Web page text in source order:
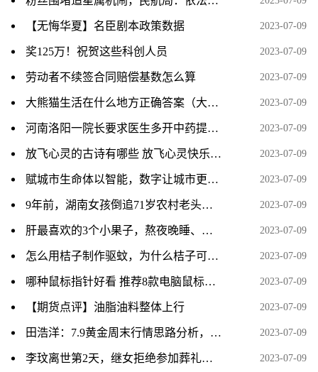
【无悔华夏】名臣剧本政策数据 2023-07-09
奖125万！祝贺这些科创人员 2023-07-09
劳动者不续签合同赔偿基数怎么算 2023-07-09
大熊猫生活在什么地方正确答案（大熊猫生活在什么地方） 2023-07-09
河南洛阳一院长要求医生多开中药提升收入 已被停职调查 2023-07-09
放飞心灵的古诗有哪些 放飞心灵快乐成长有关的诗句 2023-07-09
赋城市生命体以智能，数字让城市更美好 2023-07-09
9年前，湖南女孩倒追71岁农村老头，结婚后生下一子，现状如何？ 2023-07-09
肝最喜欢的3个小果子，熬夜晚睡、用眼多、操心的人尤其需要 2023-07-09
怎么用桔子制作驱蚊，为什么桔子可以驱蚊 2023-07-09
哪种鼠标指针好看 推荐8款电脑鼠标指针 2023-07-09
【期货点评】油脂油料整体上行 2023-07-09
田浩洋：7.9黄金周末行情思路分析，持仓的朋友看过来 2023-07-09
李玟离世第2天，继女拒绝参加葬礼，被骂到连夜注销账号！ 2023-07-09